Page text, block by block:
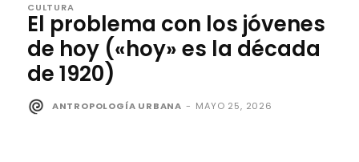
CULTURA
El problema con los jóvenes
de hoy («hoy» es la década
de 1920)
ANTROPOLOGÍA URBANA - MAYO 25, 2026